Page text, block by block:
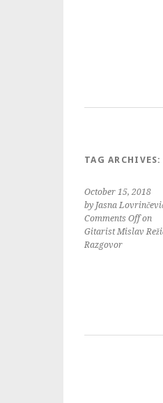
TAG ARCHIVES:
October 15, 2018
by Jasna
Comments Offon
Gitarist Mislav
Razgovor